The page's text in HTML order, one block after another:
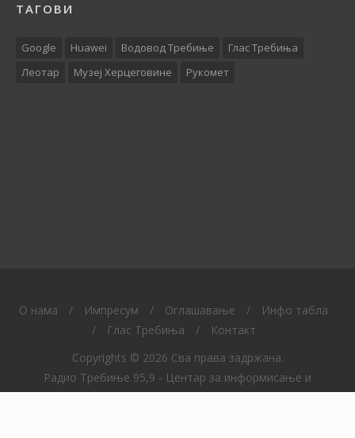
ТАГОВИ
Google Huawei Водовод Требиње
Глас Требиња
Леотар
Музеј Херцеговине Рукомет
O нама / Импресум / Оглашавање /
Инфо табла
/
Глас Требиња /
Контакт
Copyrights © 2026 Сва права задржана.
Радио Требиње 95,9 - Центар за информисање и